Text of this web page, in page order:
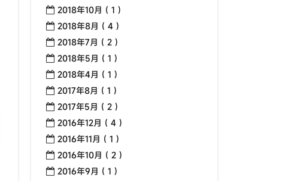
2018年10月 ( 1 )
2018年8月 ( 4 )
2018年7月 ( 2 )
2018年5月 ( 1 )
2018年4月 ( 1 )
2017年8月 ( 1 )
2017年5月 ( 2 )
2016年12月 ( 4 )
2016年11月 ( 1 )
2016年10月 ( 2 )
2016年9月 ( 1 )